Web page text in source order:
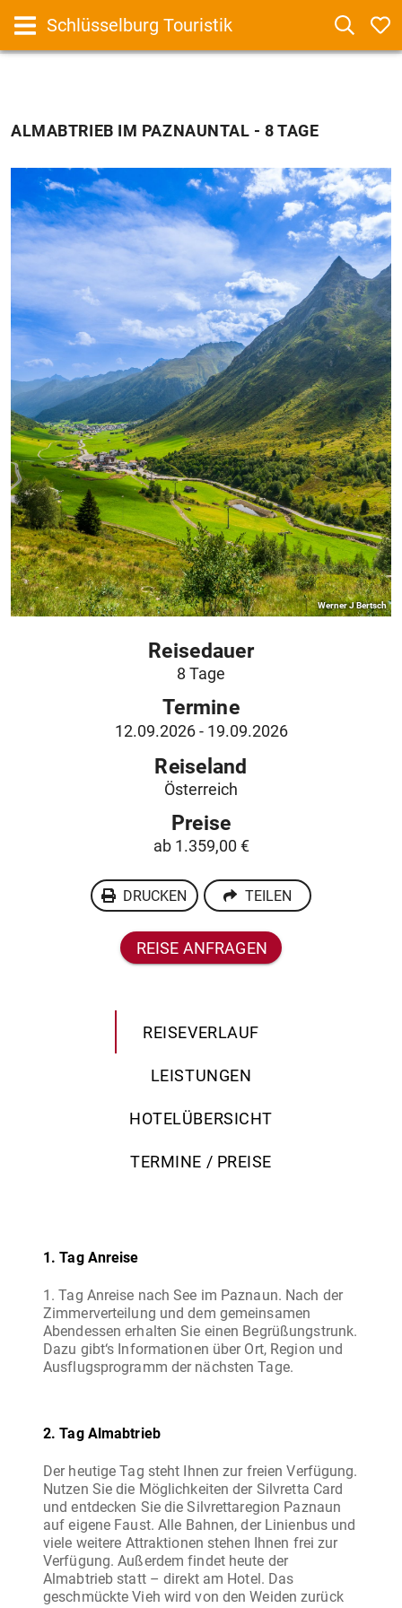
Schlüsselburg Touristik
ALMABTRIEB IM PAZNAUNTAL - 8 TAGE
Werner J Bertsch
Reisedauer
8 Tage
Termine
12.09.2026- 19.09.2026
Reiseland
Österreich
Preise
ab 1.359,00 €
DRUCKEN TEILEN
REISE ANFRAGEN
REISEVERLAUF
LEISTUNGEN
HOTELÜBERSICHT
TERMINE / PREISE
1. Tag Anreise
1. Tag Anreise nach See im Paznaun. Nach der
Zimmerverteilung und dem gemeinsamen
Abendessen erhalten Sie einen Begrüßungstrunk.
Dazu gibt‘s Informationen über Ort, Region und
Ausflugsprogramm der nächsten Tage.
2. Tag Almabtrieb
Der heutige Tag steht Ihnen zur freien Verfügung.
Nutzen Sie die Möglichkeiten der Silvretta Card
und entdecken Sie die Silvrettaregion Paznaun
auf eigene Faust. Alle Bahnen, der Linienbus und
viele weitere Attraktionen stehen Ihnen frei zur
Verfügung. Außerdem findet heute der
Almabtrieb statt – direkt am Hotel. Das
geschmückte Vieh wird von den Weiden zurück